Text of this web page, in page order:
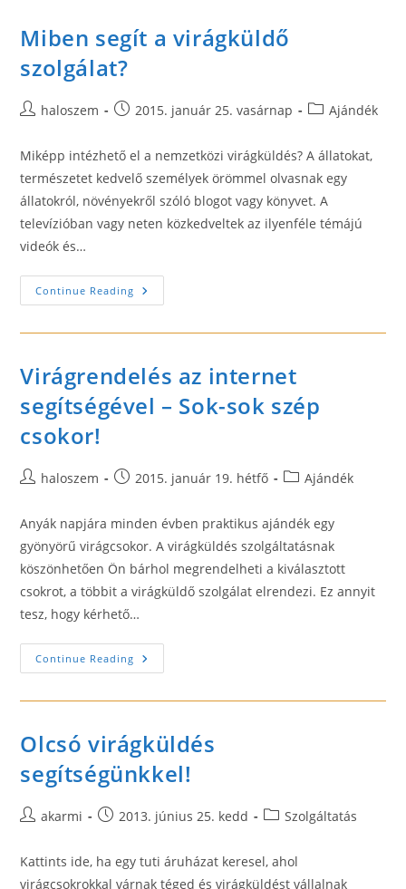
Világon
Szinte
Miben segít a virágküldő
szolgálat?
Posthaloszem
Post2015. január 25. vasárnap
PostAjándék
Miképp intézhető el a nemzetközi virágküldés? A állatokat,
természetet kedvelő személyek örömmel olvasnak egy
állatokról, növényekről szóló blogot vagy könyvet. A
televízióban vagy neten közkedveltek az ilyenféle témájú
videók és…
Continue Reading Miben
Segít
Virágküldő
Virágrendelés az internet
segítségével – Sok-sok szép
csokor!
Posthaloszem
Post2015. január 19. hétfő
PostAjándék
Anyák napjára minden évben praktikus ajándék egy
gyönyörű virágcsokor. A virágküldés szolgáltatásnak
köszönhetően Ön bárhol megrendelheti a kiválasztott
csokrot, a többit a virágküldő szolgálat elrendezi. Ez annyit
tesz, hogy kérhető…
Continue Reading Virágrendelés
Az
Segítségével
Sok
Szép
Csokor!
Olcsó virágküldés
segítségünkkel!
Postakarmi
Post2013. június 25. kedd
PostSzolgáltatás
Kattints ide, ha egy tuti áruházat keresel, ahol
virágcsokrokkal várnak téged és virágküldést vállalnak